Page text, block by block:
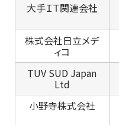
大手ＩＴ関連会社
株式会社日立メデ
ィコ
TUV SUD Japan
Ltd
小野寺株式会社